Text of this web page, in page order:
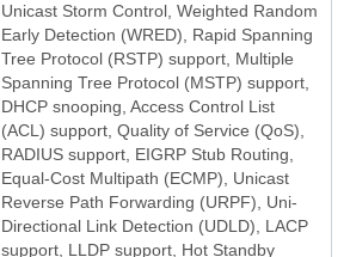
Unicast Storm Control, Weighted Random
Early Detection (WRED), Rapid Spanning
Tree Protocol (RSTP) support, Multiple
Spanning Tree Protocol (MSTP) support,
DHCP snooping, Access Control List
(ACL) support, Quality of Service (QoS),
RADIUS support, EIGRP Stub Routing,
Equal-Cost Multipath (ECMP), Unicast
Reverse Path Forwarding (URPF), Uni-
Directional Link Detection (UDLD), LACP
support, LLDP support, Hot Standby